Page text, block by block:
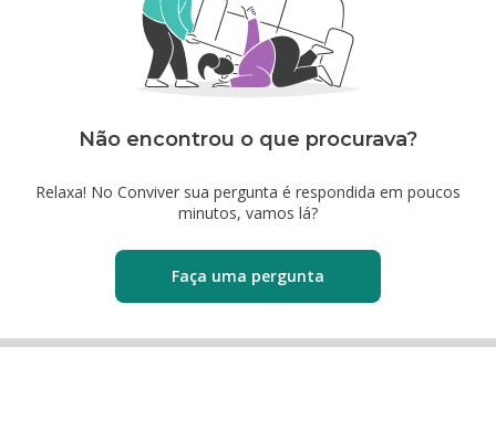
Não encontrou o que procurava?
Relaxa! No Conviver sua pergunta é respondida em poucos
minutos, vamos lá?
Faça uma pergunta